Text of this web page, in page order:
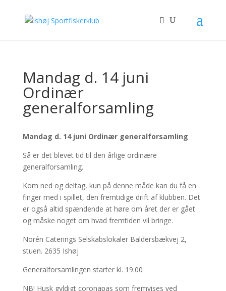
Mandag d. 14 juni
Ordinær
generalforsamling
Mandag d. 14 juni Ordinær generalforsamling
Så er det blevet tid til den årlige ordinære
generalforsamling.
Kom ned og deltag, kun på denne måde kan du få en
finger med i spillet, den fremtidige drift af klubben. Det
er også altid spændende at høre om året der er gået
og måske noget om hvad fremtiden vil bringe.
Norén Caterings Selskabslokaler Baldersbækvej 2,
stuen. 2635 Ishøj
Generalforsamlingen starter kl. 19.00
NB! Husk gyldigt coronapas som fremvises ved